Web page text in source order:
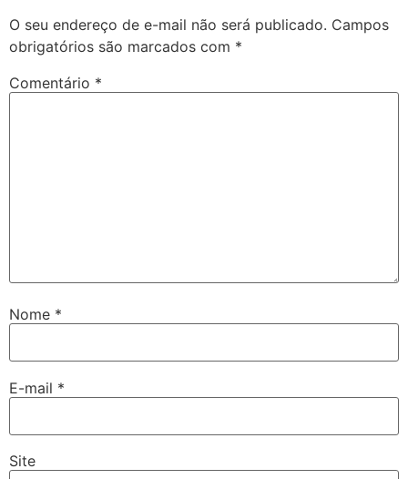
O seu endereço de e-mail não será publicado. Campos
obrigatórios são marcados com *
Comentário *
Nome *
E-mail *
Site